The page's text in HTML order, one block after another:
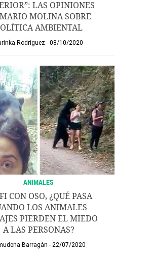
LAS OPINIONES
MOLINA SOBRE
AMBIENTAL
Rodríguez 08/10/2020
ANIMALES
CON OSO, ¿QUÉ PASA
LOS ANIMALES
PIERDEN EL MIEDO
A LAS PERSONAS?
Barragán 22/07/2020